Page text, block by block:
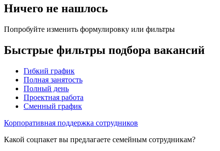
Ничего не нашлось
Попробуйте изменить формулировку или фильтры
Быстрые фильтры подбора вакансий
Гибкий график
Полная занятость
Полный день
Проектная работа
Сменный график
Корпоративная поддержка сотрудников
Какой соцпакет вы предлагаете семейным сотрудникам?